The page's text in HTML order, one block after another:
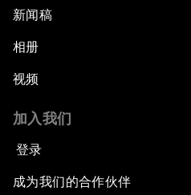
新闻稿
相册
视频
加入我们
登录
成为我们的合作伙伴